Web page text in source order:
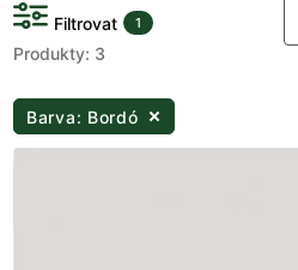
Filtrovat 1
Produkty: 3
Barva: Bordó